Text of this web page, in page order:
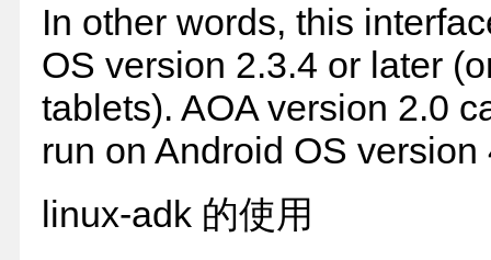
In other words, this
OS version 2.3.4 or later
tablets). AOA version 2.0
run on Android OS version
linux-adk 的使用